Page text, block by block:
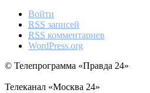
Войти
RSS записей
RSS комментариев
WordPress.org
© Телепрограмма «Правда 24»
Телеканал «Москва 24»